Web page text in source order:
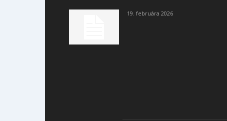
19. februára 2026